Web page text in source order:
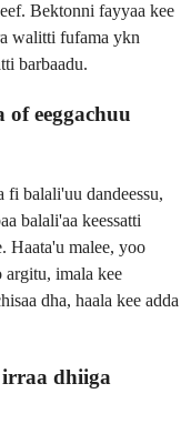
Bektonni fayyaa kee
walitti fufama ykn
barbaadu.
eeggachuu
balali'uu dandeessu,
balali'aa keessatti
Haata'u malee, yoo
imala kee
dha, haala kee adda
dhiiga